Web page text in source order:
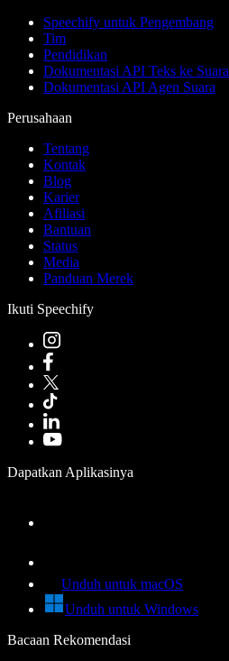
Speechify untuk Pengembang
Tim
Pendidikan
Dokumentasi API Teks ke Suara
Dokumentasi API Agen Suara
Perusahaan
Tentang
Kontak
Blog
Karier
Afiliasi
Bantuan
Status
Media
Panduan Merek
Ikuti Speechify
Dapatkan Aplikasinya
Unduh untuk macOS
Unduh untuk Windows
Bacaan Rekomendasi